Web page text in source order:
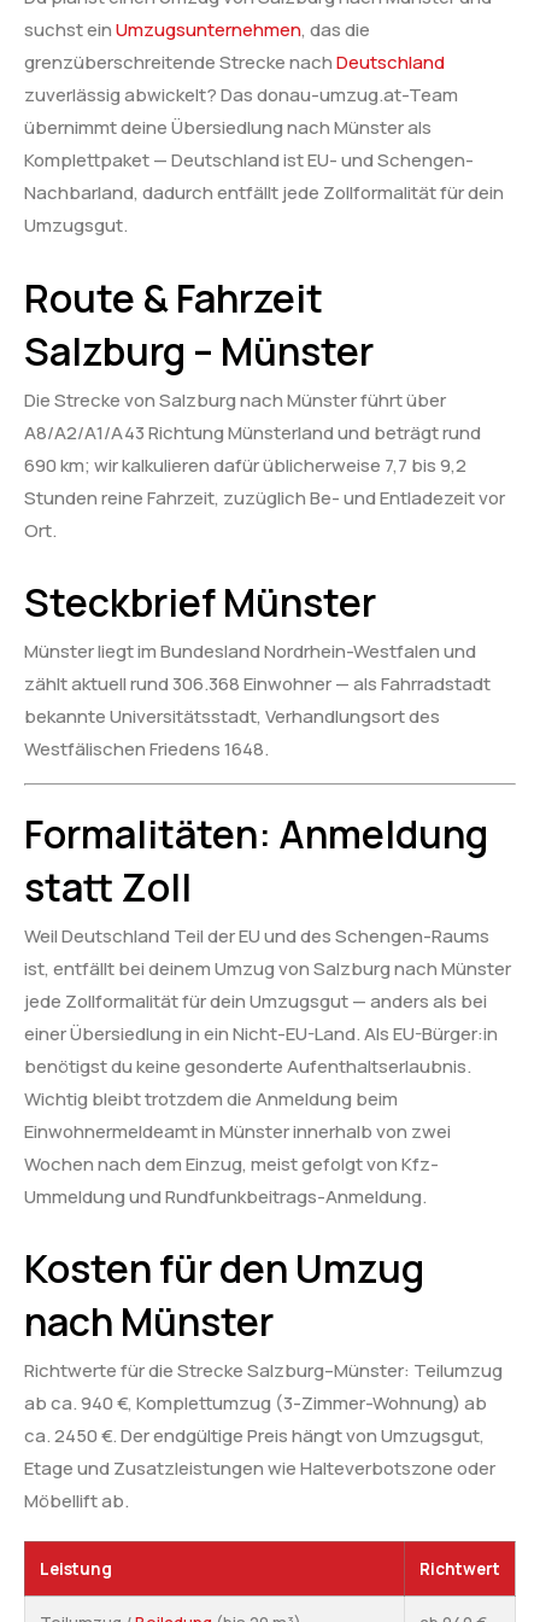
suchst einUmzugsunternehmen, das die
grenzüberschreitende Strecke nachDeutschland
zuverlässig abwickelt? Das donau-umzug.at-Team
übernimmt deine Übersiedlung nach Münster als
Komplettpaket — Deutschland ist EU- und Schengen-
Nachbarland, dadurch entfällt jede Zollformalität für dein
Umzugsgut.
Route & Fahrzeit
Salzburg – Münster
Die Strecke von Salzburg nach Münster führt über
A8/A2/A1/A43 Richtung Münsterland und beträgt rund
690 km; wir kalkulieren dafür üblicherweise 7,7 bis 9,2
Stunden reine Fahrzeit, zuzüglich Be- und Entladezeit vor
Ort.
Steckbrief Münster
Münster liegt im Bundesland Nordrhein-Westfalen und
zählt aktuell rund 306.368 Einwohner — als Fahrradstadt
bekannte Universitätsstadt, Verhandlungsort des
Westfälischen Friedens 1648.
Formalitäten: Anmeldung
statt Zoll
Weil Deutschland Teil der EU und des Schengen-Raums
ist, entfällt bei deinem Umzug von Salzburg nach Münster
jede Zollformalität für dein Umzugsgut — anders als bei
einer Übersiedlung in ein Nicht-EU-Land. Als EU-Bürger:in
benötigst du keine gesonderte Aufenthaltserlaubnis.
Wichtig bleibt trotzdem die Anmeldung beim
Einwohnermeldeamt in Münster innerhalb von zwei
Wochen nach dem Einzug, meist gefolgt von Kfz-
Ummeldung und Rundfunkbeitrags-Anmeldung.
Kosten für den Umzug
nach Münster
Richtwerte für die Strecke Salzburg–Münster: Teilumzug
ab ca. 940 €, Komplettumzug (3-Zimmer-Wohnung) ab
ca. 2450 €. Der endgültige Preis hängt von Umzugsgut,
Etage und Zusatzleistungen wie Halteverbotszone oder
Möbellift ab.
Leistung Richtwert